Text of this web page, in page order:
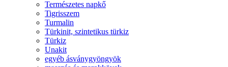
Természetes napkő
Tigrisszem
Turmalin
Türkinit, szintetikus türkiz
Türkiz
Unakit
egyéb ásványgyöngyök